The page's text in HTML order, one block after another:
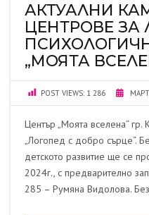
АКТУАЛНИ
ЦЕНТРОВЕ
„МОЯТА
POST VIEWS: 1 286
Център „Моята вселена“ гр.
„Логопед с добро сърце“.
детското развитие ще се
2024г., с предварително
285 – Румяна Видолова.